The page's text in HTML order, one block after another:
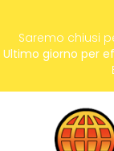
Saremo chiusi
Ultimo giorno per